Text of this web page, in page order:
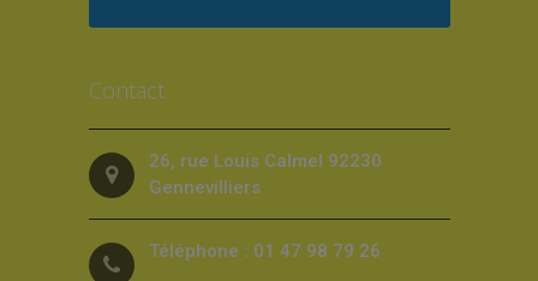
Contact
26, rue Louis Calmel 92230
Gennevilliers
Téléphone : 01 47 98 79 26